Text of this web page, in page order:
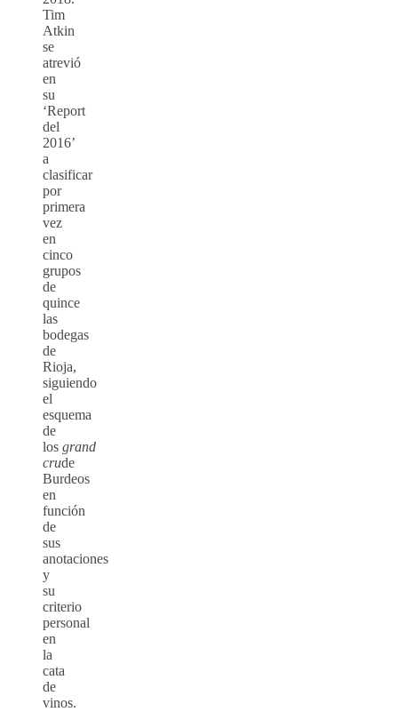
Tim
Atkin
se
atrevió
en
su
‘Report
del
2016’
a
clasificar
por
primera
vez
en
cinco
grupos
de
quince
las
bodegas
de
Rioja,
siguiendo
el
esquema
de
los grand
crude
Burdeos
en
función
de
sus
anotaciones
y
su
criterio
personal
en
la
cata
de
vinos.